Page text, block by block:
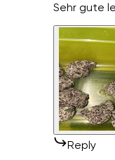
Sehr gute
Reply